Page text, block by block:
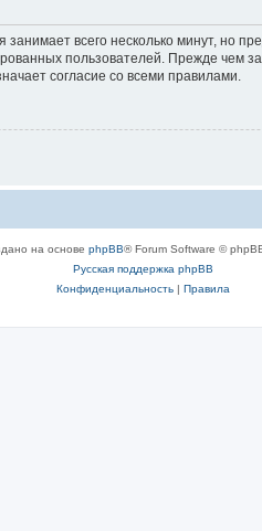
всего несколько минут, но
пользователей. Прежде чем
согласие со всеми правилами.
на основе phpBB® Forum Software ©
Русская поддержка phpBB
Конфиденциальность| Правила